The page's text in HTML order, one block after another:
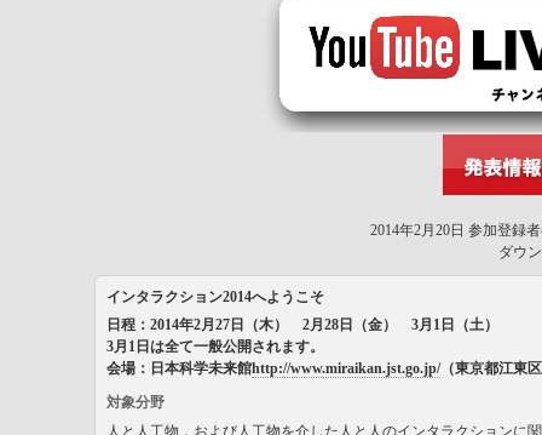
2014年2月20日 参加登録
ダウ
インタラクション2014へようこそ
日程：2014年2月27日（木） 2月28日（金） 3月1日（土）
3月1日は全て一般公開されます。
会場：日本科学未来館http://www.miraikan.jst.go.jp/（東京都江東
対象分野
人と人工物，および人工物を介した人と人のインタラクションに